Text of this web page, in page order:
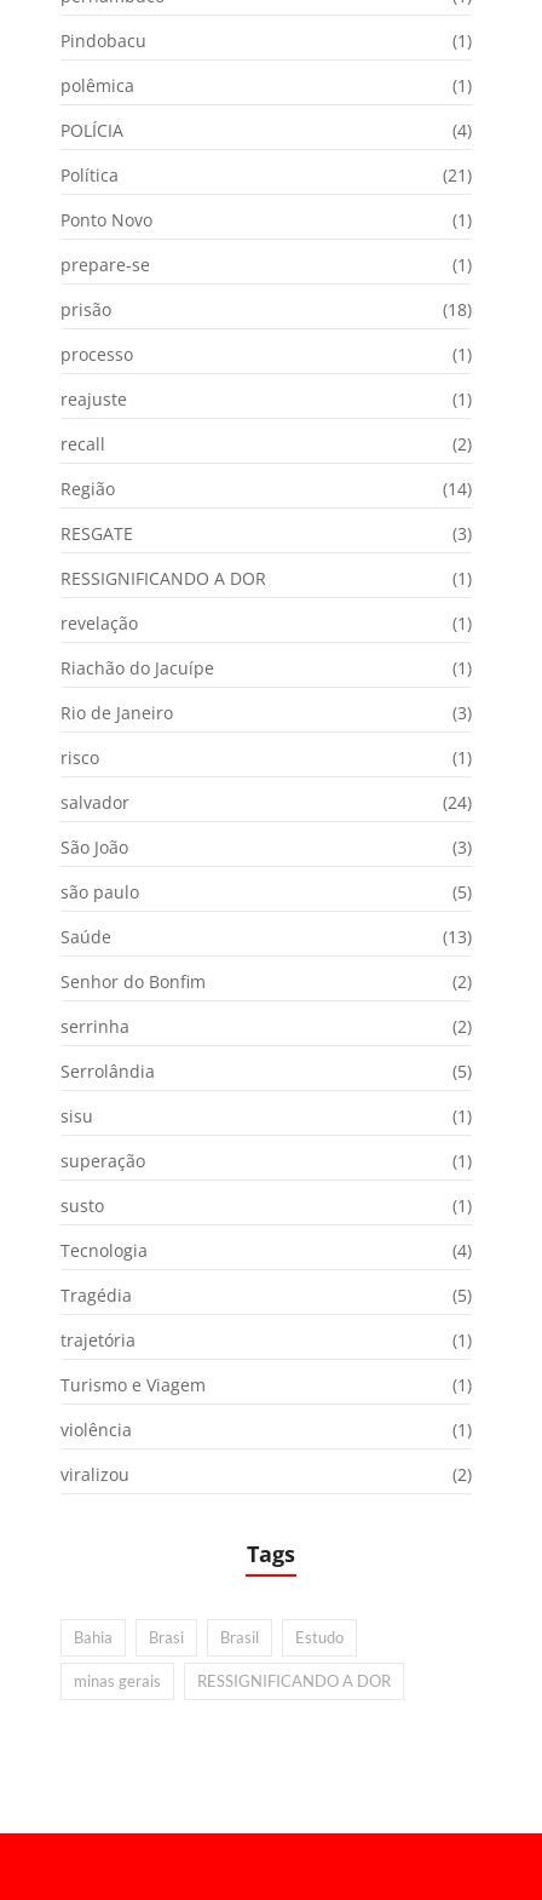
Pindobacu
(1)
polêmica
(1)
POLÍCIA
(4)
Política
(21)
Ponto Novo
(1)
prepare-se
(1)
prisão
(18)
processo
(1)
reajuste
(1)
recall
(2)
Região
(14)
RESGATE
(3)
RESSIGNIFICANDO A DOR
(1)
revelação
(1)
Riachão do Jacuípe
(1)
Rio de Janeiro
(3)
risco
(1)
salvador
(24)
São João
(3)
são paulo
(5)
Saúde
(13)
Senhor do Bonfim
(2)
serrinha
(2)
Serrolândia
(5)
sisu
(1)
superação
(1)
susto
(1)
Tecnologia
(4)
Tragédia
(5)
trajetória
(1)
Turismo e Viagem
(1)
violência
(1)
viralizou
(2)
Tags
Bahia Brasi Brasil Estudo
minas gerais RESSIGNIFICANDO A DOR